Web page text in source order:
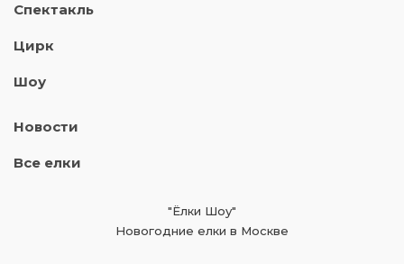
Спектакль
Цирк
Шоу
Новости
Все елки
"Ёлки Шоу"
Новогодние елки в Москве